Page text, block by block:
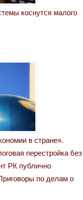
коснутся малого
в стране».
перестройка без
РК публично
по делам о